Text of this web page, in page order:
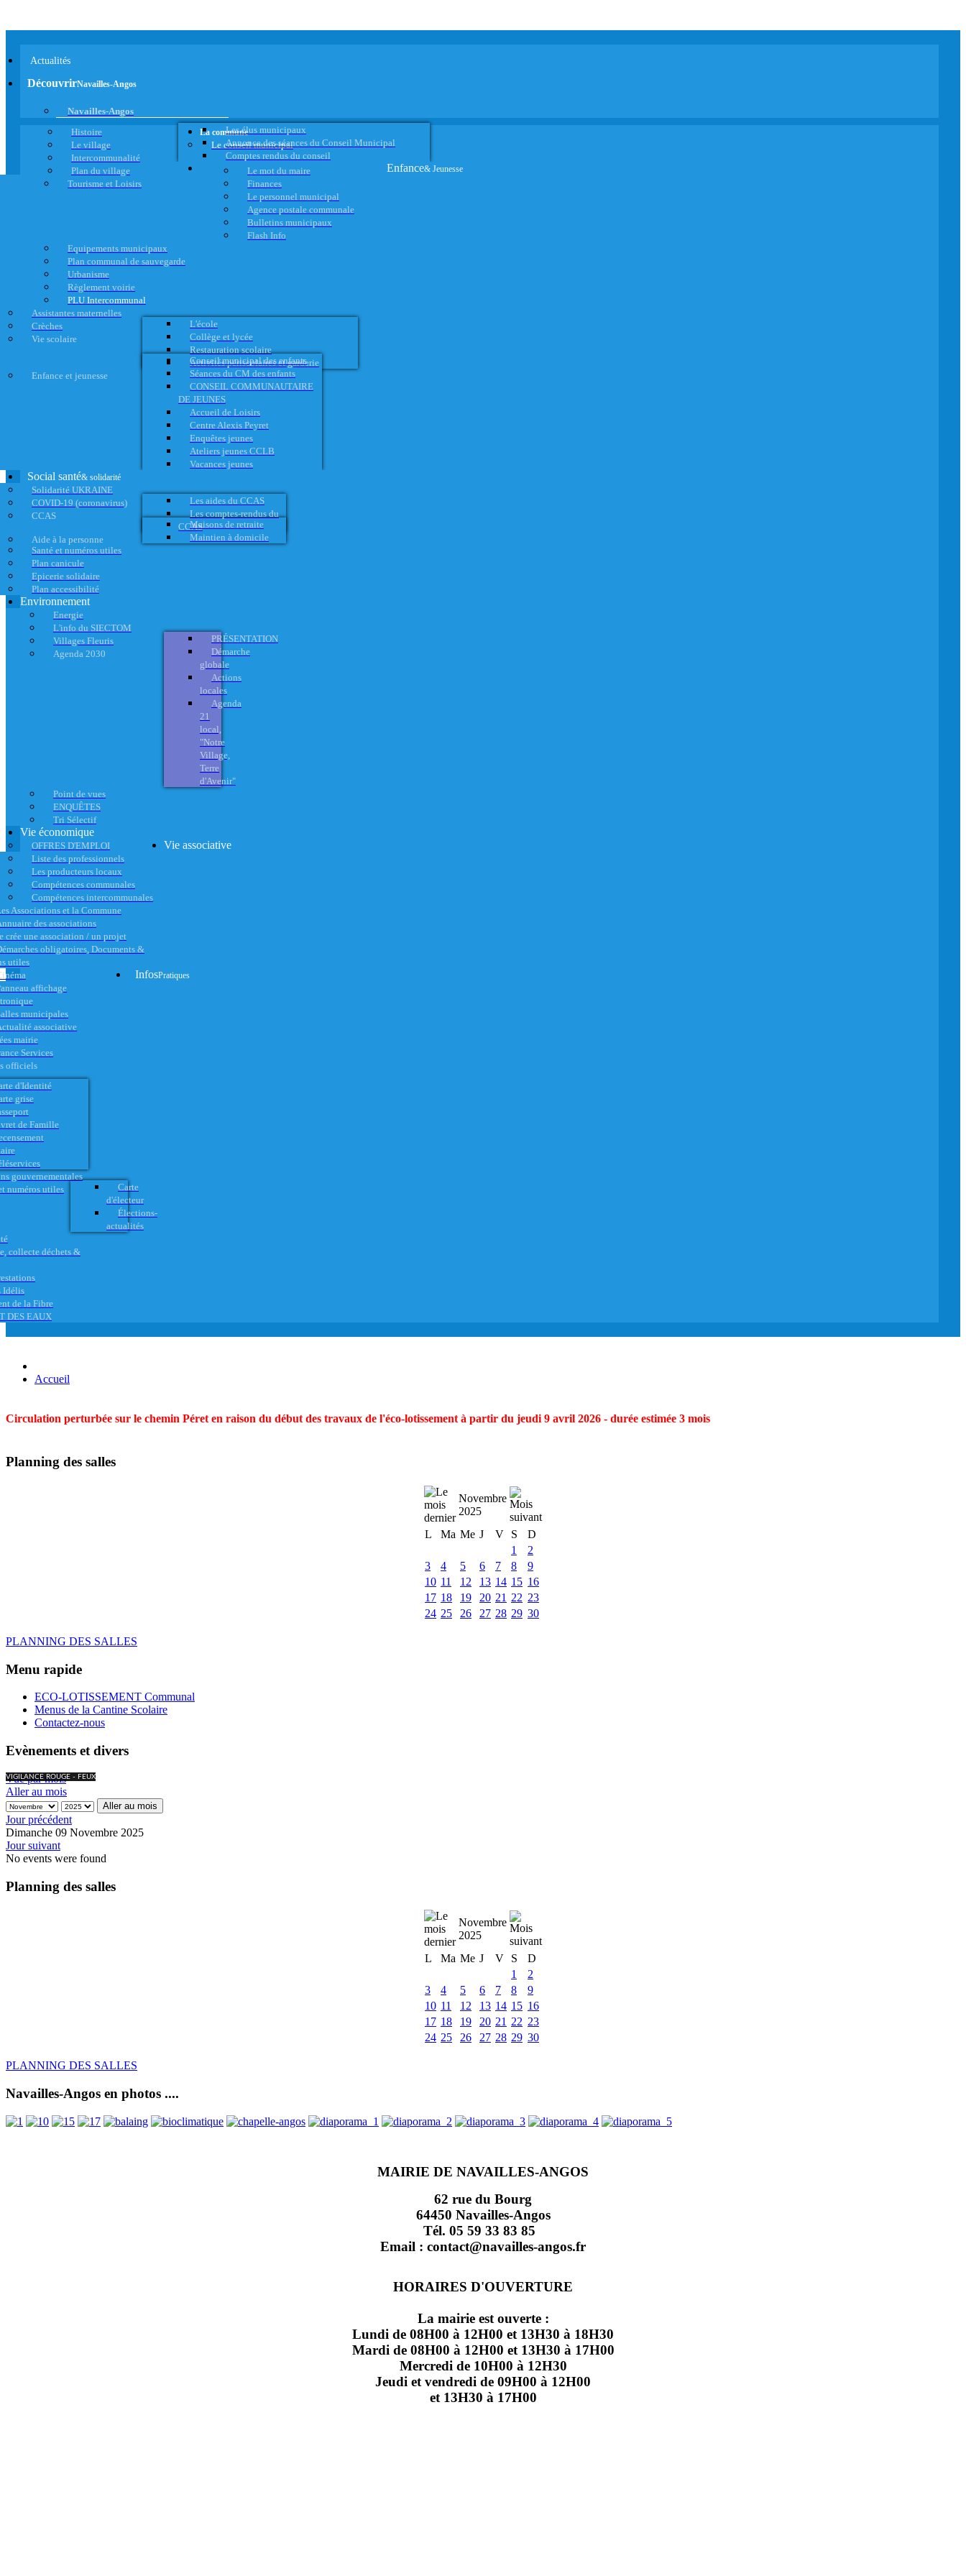
Actualités
DécouvrirNavailles-Angos
Navailles-Angos
Histoire
Le village
Intercommunalité
Plan du village
Tourisme et Loisirs
La commune
Le conseil municipal
Les élus municipaux
Annonce des séances du Conseil Municipal
Comptes rendus du conseil
Le mot du maire
Finances
Le personnel municipal
Agence postale communale
Bulletins municipaux
Flash Info
Equipements municipaux
Plan communal de sauvegarde
Urbanisme
Règlement voirie
PLU Intercommunal
Enfance& Jeunesse
Assistantes maternelles
Crèches
Vie scolaire
L'école
Collège et lycée
Restauration scolaire
Activités périscolaires et garderie
Enfance et jeunesse
Conseil municipal des enfants
Séances du CM des enfants
CONSEIL COMMUNAUTAIRE
DE JEUNES
Accueil de Loisirs
Centre Alexis Peyret
Enquêtes jeunes
Ateliers jeunes CCLB
Vacances jeunes
Social santé& solidarité
Solidarité UKRAINE
COVID-19 (coronavirus)
CCAS
Les aides du CCAS
Les comptes-rendus du
CCAS
Aide à la personne
Maisons de retraite
Maintien à domicile
Santé et numéros utiles
Plan canicule
Epicerie solidaire
Plan accessibilité
Environnement
Energie
L'info du SIECTOM
Villages Fleuris
Agenda 2030
PRÉSENTATION
Démarche
globale
Actions
locales
Agenda
21
local,
"Notre
Village,
Terre
d'Avenir"
Point de vues
ENQUÊTES
Tri Sélectif
Vie économique
OFFRES D'EMPLOI
Liste des professionnels
Les producteurs locaux
Compétences communales
Compétences intercommunales
Vie associative
Associations et la Commune
des associations
crée une association / un projet
obligatoires, Documents &
utiles
affichage
municipales
associative
InfosPratiques
mairie
Services
officiels
d'Identité
grise
de Famille
gouvernementales
numéros utiles
Carte
d'électeur
Élections-
actualités
collecte déchets &
Idélis
de la Fibre
DES EAUX
Accueil
Circulation perturbée sur le chemin Péret en raison du début des travaux de l'éco-lotissement à partir du jeudi 9 avril 2026 - durée estimée 3 mois
Planning des salles
Novembre
2025
L
Ma Me J V S
D
1
2
3
4 5 6 7 8
9
10 11 12 13 14 15 16
17 18 19 20 21 22 23
24 25 26 27 28 29 30
PLANNING DES SALLES
Menu rapide
ECO-LOTISSEMENT Communal
Menus de la Cantine Scolaire
Contactez-nous
Evènements et divers
VIGILANCE ROUGE - FEUX
Vue par mois
Aller au mois
Aller au mois
Jour précédent
Dimanche 09 Novembre 2025
Jour suivant
No events were found
Planning des salles
Novembre
2025
L
Ma Me J V S
D
1
2
3
4 5 6 7 8
9
10 11 12 13 14 15 16
17 18 19 20 21 22 23
24 25 26 27 28 29 30
PLANNING DES SALLES
Navailles-Angos en photos ....
MAIRIE DE NAVAILLES-ANGOS
62 rue du Bourg
64450 Navailles-Angos
Tél. 05 59 33 83 85
Email : contact@navailles-angos.fr
HORAIRES D'OUVERTURE
La mairie est ouverte :
Lundi de 08H00 à 12H00 et 13H30 à 18H30
Mardi de 08H00 à 12H00 et 13H30 à 17H00
Mercredi de 10H00 à 12H30
Jeudi et vendredi de 09H00 à 12H00
et 13H30 à 17H00